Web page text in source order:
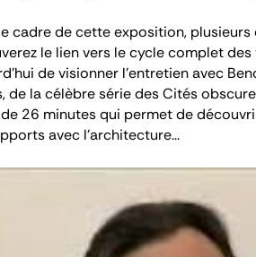
cadre de cette exposition,
le lien vers le cycle complet
de visionner l’entretien avec
de la célèbre série desCités
26 minutes qui permet de
avec l'architecture...